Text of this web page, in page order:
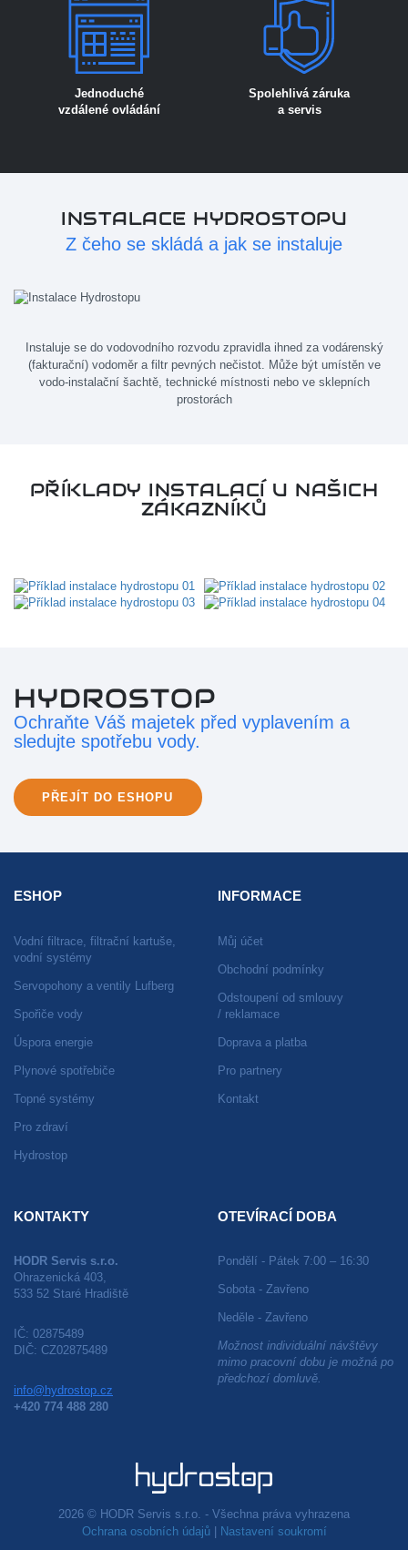
Jednoduché
vzdálené ovládání
Spolehlivá záruka
a servis
INSTALACE HYDROSTOPU
Z čeho se skládá a jak se instaluje
Instaluje se do vodovodního rozvodu zpravidla ihned za vodárenský
(fakturační) vodoměr a filtr pevných nečistot. Může být umístěn ve
vodo-instalační šachtě, technické místnosti nebo ve sklepních
prostorách
PŘÍKLADY INSTALACÍ U NAŠICH
ZÁKAZNÍKŮ
HYDROSTOP
Ochraňte Váš majetek před vyplavením a
sledujte spotřebu vody.
PŘEJÍT DO ESHOPU
ESHOP
Vodní filtrace, filtrační kartuše,
vodní systémy
Servopohony a ventily Lufberg
Spořiče vody
Úspora energie
Plynové spotřebiče
Topné systémy
Pro zdraví
Hydrostop
INFORMACE
Můj účet
Obchodní podmínky
Odstoupení od smlouvy
/ reklamace
Doprava a platba
Pro partnery
Kontakt
KONTAKTY
HODR Servis s.r.o.
Ohrazenická 403,
533 52 Staré Hradiště
IČ: 02875489
DIČ: CZ02875489
info@hydrostop.cz
+420 774 488 280
OTEVÍRACÍ DOBA
Pondělí - Pátek 7:00 – 16:30
Sobota - Zavřeno
Neděle - Zavřeno
Možnost individuální návštěvy
mimo pracovní dobu je možná po
předchozí domluvě.
2026 © HODR Servis s.r.o. - Všechna práva vyhrazena
Ochrana osobních údajů| Nastavení soukromí